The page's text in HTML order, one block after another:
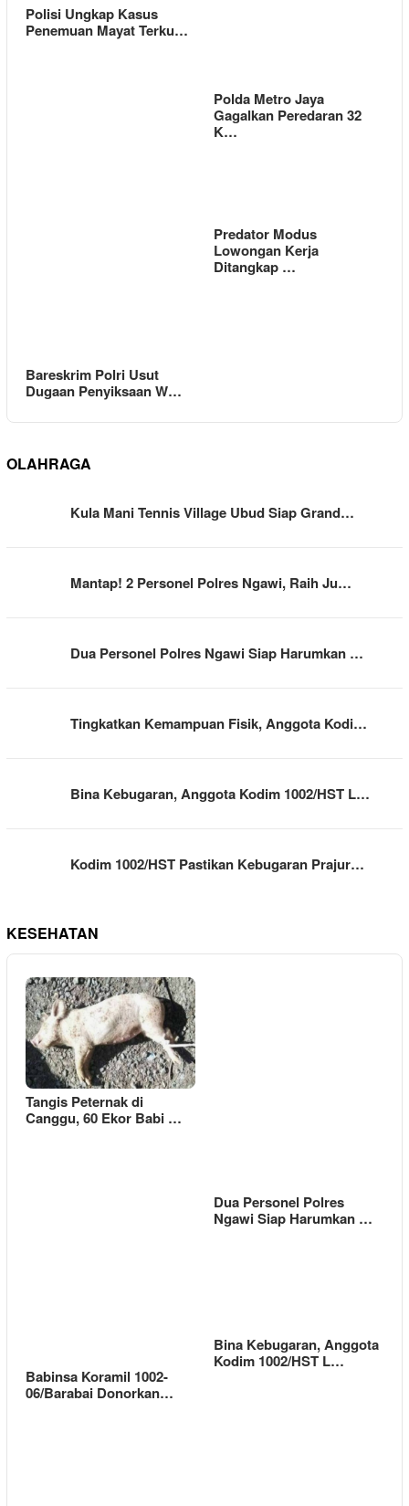
Polisi Ungkap Kasus
Penemuan Mayat Terku…
Polda Metro Jaya
Gagalkan Peredaran 32
K…
Bareskrim Polri Usut
Dugaan Penyiksaan W…
Predator Modus
Lowongan Kerja
Ditangkap …
OLAHRAGA
Kula Mani Tennis Village Ubud Siap Grand…
Mantap! 2 Personel Polres Ngawi, Raih Ju…
Dua Personel Polres Ngawi Siap Harumkan …
Tingkatkan Kemampuan Fisik, Anggota Kodi…
Bina Kebugaran, Anggota Kodim 1002/HST L…
Kodim 1002/HST Pastikan Kebugaran Prajur…
KESEHATAN
Tangis Peternak di
Canggu, 60 Ekor Babi …
Dua Personel Polres
Ngawi Siap Harumkan …
Babinsa Koramil 1002-
06/Barabai Donorkan…
Bina Kebugaran, Anggota
Kodim 1002/HST L…